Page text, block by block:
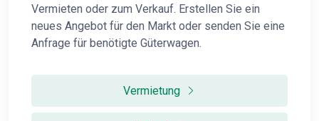
Vermieten oder zum Verkauf. Erstellen Sie ein
neues Angebot für den Markt oder senden Sie eine
Anfrage für benötigte Güterwagen.
Vermietung